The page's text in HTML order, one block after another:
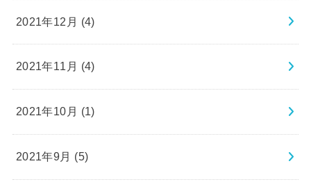
2021年12月 (4)
2021年11月 (4)
2021年10月 (1)
2021年9月 (5)